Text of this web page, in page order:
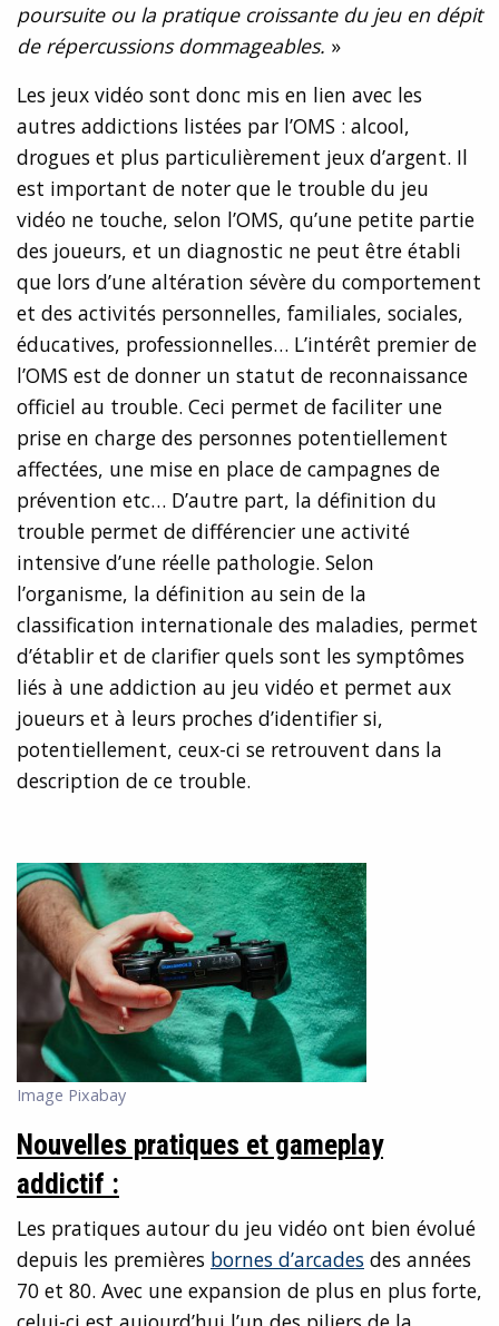
poursuite ou la pratique croissante du jeu en dépit
de répercussions dommageables. »
Les jeux vidéo sont donc mis en lien avec les
autres addictions listées par l’OMS : alcool,
drogues et plus particulièrement jeux d’argent. Il
est important de noter que le trouble du jeu
vidéo ne touche, selon l’OMS, qu’une petite partie
des joueurs, et un diagnostic ne peut être établi
que lors d’une altération sévère du comportement
et des activités personnelles, familiales, sociales,
éducatives, professionnelles… L’intérêt premier de
l’OMS est de donner un statut de reconnaissance
officiel au trouble. Ceci permet de faciliter une
prise en charge des personnes potentiellement
affectées, une mise en place de campagnes de
prévention etc… D’autre part, la définition du
trouble permet de différencier une activité
intensive d’une réelle pathologie. Selon
l’organisme, la définition au sein de la
classification internationale des maladies, permet
d’établir et de clarifier quels sont les symptômes
liés à une addiction au jeu vidéo et permet aux
joueurs et à leurs proches d’identifier si,
potentiellement, ceux-ci se retrouvent dans la
description de ce trouble.
Image Pixabay
Nouvelles pratiques et gameplay
addictif :
Les pratiques autour du jeu vidéo ont bien évolué
depuis les premières bornes d’arcades des années
70 et 80. Avec une expansion de plus en plus forte,